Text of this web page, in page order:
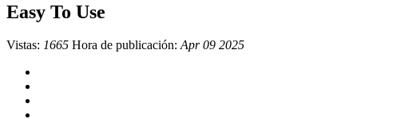
Easy To Use
Vistas: 1665 Hora de publicación:Apr 09 2025